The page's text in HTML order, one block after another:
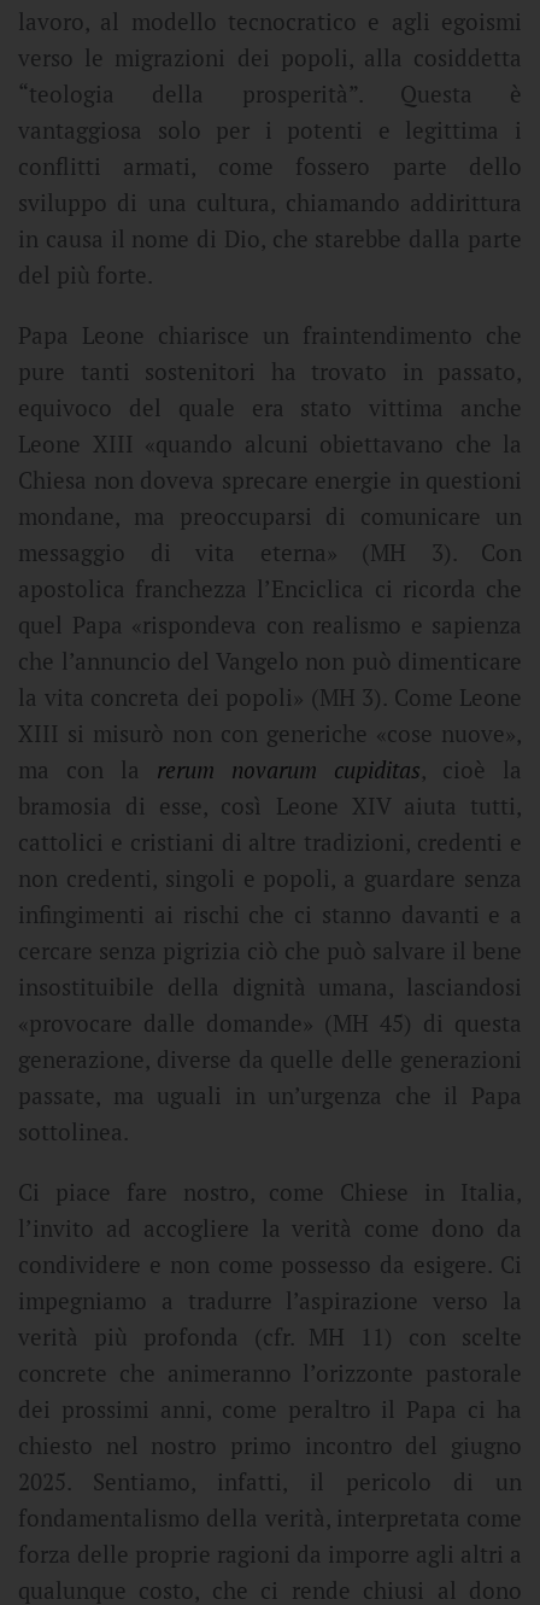
lavoro, al modello tecnocratico e agli egoismi
verso le migrazioni dei popoli, alla cosiddetta
“teologia della prosperità”. Questa è
vantaggiosa solo per i potenti e legittima i
conflitti armati, come fossero parte dello
sviluppo di una cultura, chiamando addirittura
in causa il nome di Dio, che starebbe dalla parte
del più forte.
Papa Leone chiarisce un fraintendimento che
pure tanti sostenitori ha trovato in passato,
equivoco del quale era stato vittima anche
Leone XIII «quando alcuni obiettavano che la
Chiesa non doveva sprecare energie in questioni
mondane, ma preoccuparsi di comunicare un
messaggio di vita eterna» (MH 3). Con
apostolica franchezza l’Enciclica ci ricorda che
quel Papa «rispondeva con realismo e sapienza
che l’annuncio del Vangelo non può dimenticare
la vita concreta dei popoli» (MH 3). Come Leone
XIII si misurò non con generiche «cose nuove»,
ma con la rerum novarum cupiditas, cioè la
bramosia di esse, così Leone XIV aiuta tutti,
cattolici e cristiani di altre tradizioni, credenti e
non credenti, singoli e popoli, a guardare senza
infingimenti ai rischi che ci stanno davanti e a
cercare senza pigrizia ciò che può salvare il bene
insostituibile della dignità umana, lasciandosi
«provocare dalle domande» (MH 45) di questa
generazione, diverse da quelle delle generazioni
passate, ma uguali in un’urgenza che il Papa
sottolinea.
Ci piace fare nostro, come Chiese in Italia,
l’invito ad accogliere la verità come dono da
condividere e non come possesso da esigere. Ci
impegniamo a tradurre l’aspirazione verso la
verità più profonda (cfr. MH 11) con scelte
concrete che animeranno l’orizzonte pastorale
dei prossimi anni, come peraltro il Papa ci ha
chiesto nel nostro primo incontro del giugno
2025. Sentiamo, infatti, il pericolo di un
fondamentalismo della verità, interpretata come
forza delle proprie ragioni da imporre agli altri a
qualunque costo, che ci rende chiusi al dono